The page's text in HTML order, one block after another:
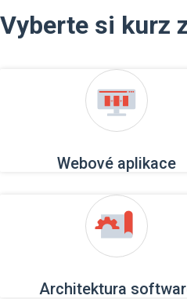
Vyberte si kurz
Webové aplikace
Architektura